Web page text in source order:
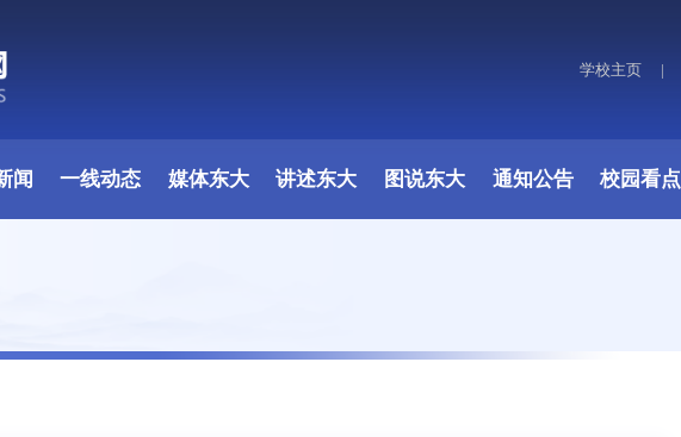
学校主页 |
闻 一线动态 媒体东大 讲述东大 图说东大 通知公告 校园看点